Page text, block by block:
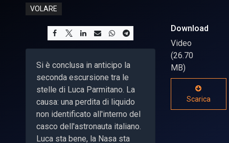
VOLARE
Si è conclusa in anticipo la
seconda escursione tra le
stelle di Luca Parmitano. La
causa: una perdita di liquido
non identificato all'interno del
casco dell'astronauta italiano.
Luca sta bene, la Nasa sta
Download
Video
(26.70
MB)
Scarica